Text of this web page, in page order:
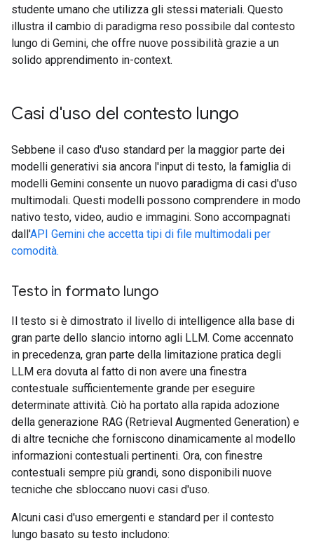
studente umano che utilizza gli stessi materiali. Questo
illustra il cambio di paradigma reso possibile dal contesto
lungo di Gemini, che offre nuove possibilità grazie a un
solido apprendimento in-context.
Casi d'uso del contesto lungo
Sebbene il caso d'uso standard per la maggior parte dei
modelli generativi sia ancora l'input di testo, la famiglia di
modelli Gemini consente un nuovo paradigma di casi d'uso
multimodali. Questi modelli possono comprendere in modo
nativo testo, video, audio e immagini. Sono accompagnati
dall'API Gemini che accetta tipi di file multimodali per
comodità.
Testo in formato lungo
Il testo si è dimostrato il livello di intelligence alla base di
gran parte dello slancio intorno agli LLM. Come accennato
in precedenza, gran parte della limitazione pratica degli
LLM era dovuta al fatto di non avere una finestra
contestuale sufficientemente grande per eseguire
determinate attività. Ciò ha portato alla rapida adozione
della generazione RAG (Retrieval Augmented Generation) e
di altre tecniche che forniscono dinamicamente al modello
informazioni contestuali pertinenti. Ora, con finestre
contestuali sempre più grandi, sono disponibili nuove
tecniche che sbloccano nuovi casi d'uso.
Alcuni casi d'uso emergenti e standard per il contesto
lungo basato su testo includono: